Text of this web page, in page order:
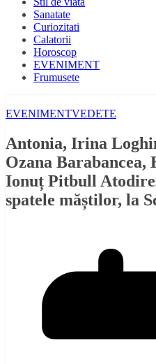
Sanatate
Curiozitati
Calatorii
Horoscop
EVENIMENT
Frumusete
EVENIMENTVEDETE
Antonia, Irina
Ozana Barabancea,
Ionuț Pitbull
spatele măștilor, la